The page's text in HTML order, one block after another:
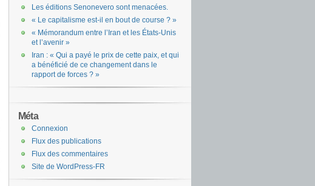
Les éditions Senonevero sont menacées.
« Le capitalisme est-il en bout de course ? »
« Mémorandum entre l’Iran et les États-Unis
et l’avenir »
Iran : « Qui a payé le prix de cette paix, et qui
a bénéficié de ce changement dans le
rapport de forces ? »
Méta
Connexion
Flux des publications
Flux des commentaires
Site de WordPress-FR